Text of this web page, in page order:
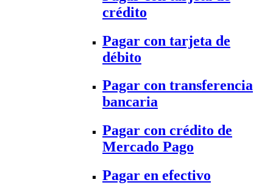
crédito
Pagar con tarjeta de
débito
Pagar con transferencia
bancaria
Pagar con crédito de
Mercado Pago
Pagar en efectivo